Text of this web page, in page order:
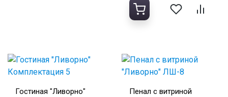
Гостиная "Ливорно"
Пенал с витриной